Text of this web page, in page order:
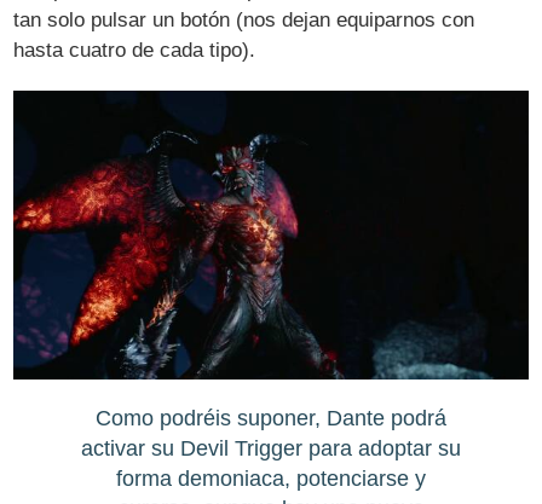
tan solo pulsar un botón (nos dejan equiparnos con
hasta cuatro de cada tipo).
Como podréis suponer, Dante podrá
activar su Devil Trigger para adoptar su
forma demoniaca, potenciarse y